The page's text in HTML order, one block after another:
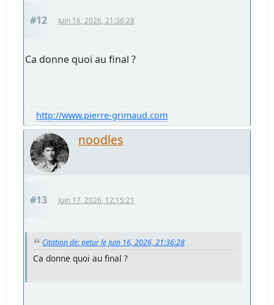
#12 Juin 16, 2026, 21:36:28
Ca donne quoi au final ?
http://www.pierre-grimaud.com
noodles
#13 Juin 17, 2026, 12:15:21
Citation de: petur le Juin 16, 2026, 21:36:28
Ca donne quoi au final ?